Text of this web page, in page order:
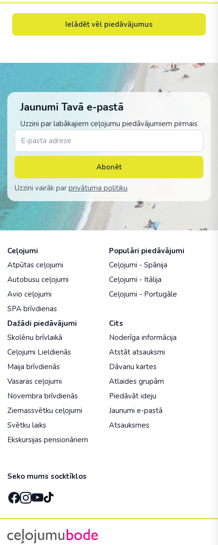
Ielādēt vēl piedāvājumus
Jaunumi Tavā e-pastā
Uzzini par labākajiem ceļojumu piedāvājumiem pirmais
Abonēt
Uzzini vairāk par privātuma politiku
Ceļojumi
Atpūtas ceļojumi
Autobusu ceļojumi
Avio ceļojumi
SPA brīvdienas
Populāri piedāvājumi
Ceļojumi - Spānija
Ceļojumi - Itālija
Ceļojumi - Portugāle
Dažādi piedāvājumi
Skolēnu brīvlaikā
Ceļojumi Lieldienās
Maija brīvdienās
Vasaras ceļojumi
Novembra brīvdienās
Ziemassvētku ceļojumi
Svētku laiks
Ekskursijas pensionāriem
Cits
Noderīga informācija
Atstāt atsauksmi
Dāvanu kartes
Atlaides grupām
Piedāvāt ideju
Jaunumi e-pastā
Atsauksmes
Seko mums socktīklos